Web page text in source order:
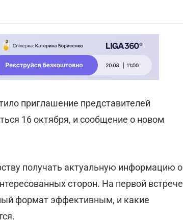
приглашение представителей
16 октября, и сообщение о новом
получать актуальную информацию о
сторон. На первой встрече
формат эффективным, и какие